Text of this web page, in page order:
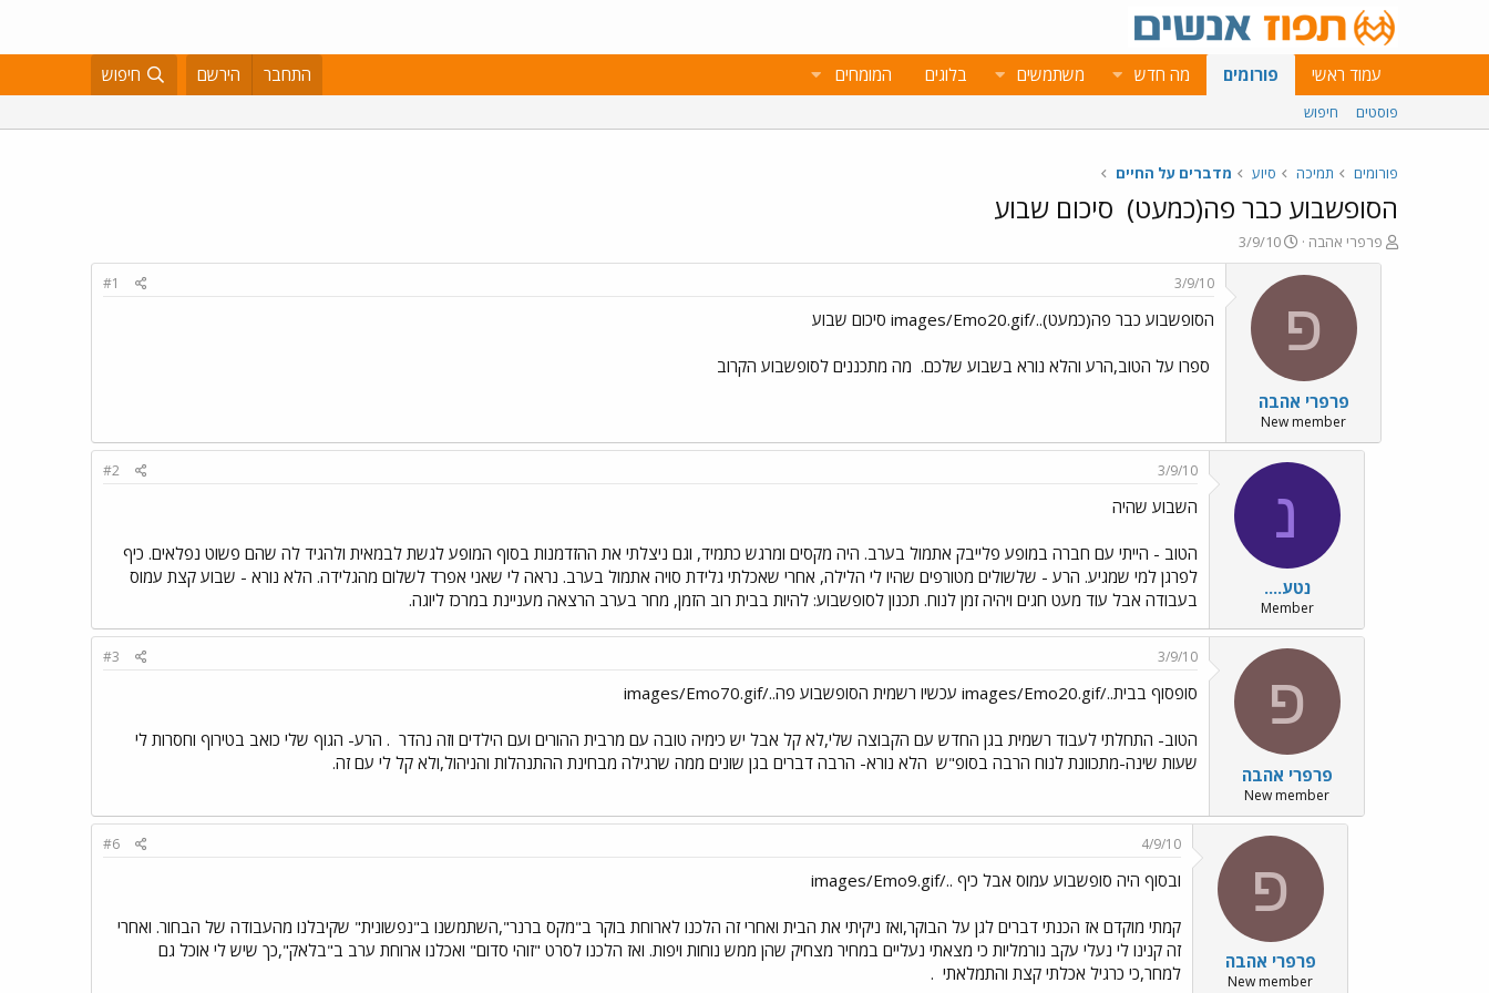
עמוד ראשי פורומים מה חדש משתמשים בלוגים המומחים התחבר הירשם חיפוש
פוסטים חיפוש
פורומים תמיכה סיוע מדברים על החיים
הסופשבוע כבר פה(כמעט) סיכום שבוע
פ
ו
פרפרי אהבה
פ
ו
ר
א
ר
י
ך
3/9/10
פ
פרפרי אהבה
New member
3/9/10
#1
הסופשבוע כבר פה(כמעט)../images/Emo20.gif סיכום שבוע
ספרו על הטוב,הרע והלא נורא בשבוע שלכם. מה מתכננים לסופשבוע הקרוב
נ
נטע....
Member
3/9/10
#2
השבוע שהיה
הטוב - הייתי עם חברה במופע פלייבק אתמול בערב. היה מקסים ומרגש כתמיד, וגם ניצלתי את ההזדמנות בסוף המופע לגשת לבמאית ולהגיד לה שהם פשוט נפלאים. כיף
לפרגן למי שמגיע. הרע - שלשולים מטורפים שהיו לי הלילה, אחרי שאכלתי גלידת סויה אתמול בערב. נראה לי שאני אפרד לשלום מהגלידה. הלא נורא - שבוע קצת עמוס
בעבודה אבל עוד מעט חגים ויהיה זמן לנוח. תכנון לסופשבוע: להיות בבית רוב הזמן, מחר בערב הרצאה מעניינת במרכז ליוגה.
פ
פרפרי אהבה
New member
3/9/10
#3
סופסוף בבית../images/Emo20.gif עכשיו רשמית הסופשבוע פה../images/Emo70.gif
הטוב- התחלתי לעבוד רשמית בגן החדש עם הקבוצה שלי,לא קל אבל יש כימיה טובה עם מרבית ההורים ועם הילדים וזה נהדר . הרע- הגוף שלי כואב בטירוף וחסרות לי
שעות שינה-מתכוונת לנוח הרבה בסופ"ש הלא נורא- הרבה דברים בגן שונים ממה שרגילה מבחינת ההתנהלות והניהול,ולא קל לי עם זה.
פ
פרפרי אהבה
New member
4/9/10
#6
ובסוף היה סופשבוע עמוס אבל כיף ../images/Emo9.gif
קמתי מוקדם אז הכנתי דברים לגן על הבוקר,ואז ניקיתי את הבית ואחרי זה הלכנו לארוחת בוקר ב"מקס ברנר",השתמשנו ב"נפשונית" שקיבלנו מהעבודה של הבחור. ואחרי
זה קנינו לי נעלי עקב נורמליות כי מצאתי נעליים במחיר מצחיק שהן ממש נוחות ויפות. ואז הלכנו לסרט "זוהי סדום" ואכלנו ארוחת ערב ב"בלאק",כך שיש לי אוכל גם
למחר,כי כרגיל אכלתי קצת והתמלאתי .